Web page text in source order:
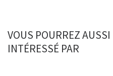
VOUS POURREZ AUSSI
INTÉRESSÉ PAR